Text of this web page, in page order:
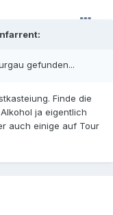
gefunden...
Finde die
ja eigentlich
auch einige auf Tour